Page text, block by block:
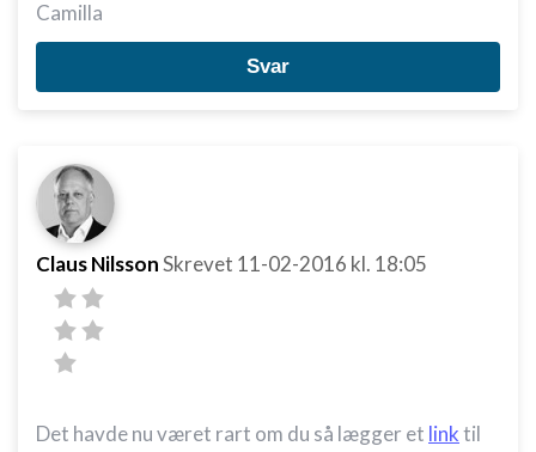
Camilla
Svar
Claus NilssonSkrevet 11-02-2016 kl. 18:05
Det havde nu været rart om du så lægger et linktil